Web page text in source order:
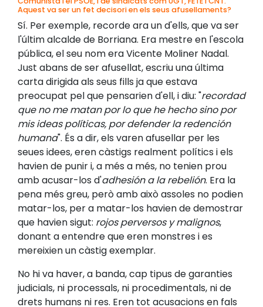
Aquest va ser un fet decisori en els seus afusellaments?
Sí. Per exemple, recorde ara un d'ells, que va ser
l'últim alcalde de Borriana. Era mestre en l'escola
pública, el seu nom era Vicente Moliner Nadal.
Just abans de ser afusellat, escriu una última
carta dirigida als seus fills ja que estava
preocupat pel que pensarien d'ell, i diu: "recordad
que no me matan por lo que he hecho sino por
mis ideas políticas, por defender la redención
humana". És a dir, els varen afusellar per les
seues idees, eren càstigs realment polítics i els
havien de punir i, a més a més, no tenien prou
amb acusar-los d'adhesión a la rebelión. Era la
pena més greu, però amb això assoles no podien
matar-los, per a matar-los havien de demostrar
que havien sigut: rojos perversos y malignos,
donant a entendre que eren monstres i es
mereixien un càstig exemplar.
No hi va haver, a banda, cap tipus de garanties
judicials, ni processals, ni procedimentals, ni de
drets humans ni res. Eren tot acusacions en fals